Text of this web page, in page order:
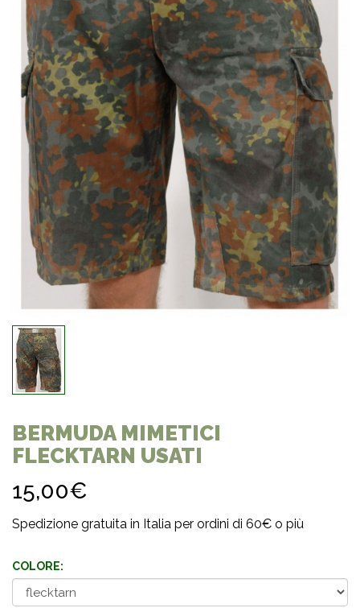
BERMUDA MIMETICI
FLECKTARN USATI
15,00€
Spedizione gratuita in Italia per ordini di 60€ o più
COLORE: